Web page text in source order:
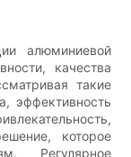
алюминиевой
качества
такие
эффективность
которое
Регулярное